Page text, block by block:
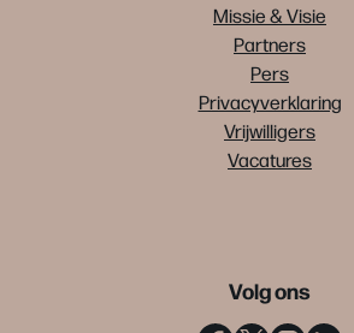
Missie & Visie
Partners
Pers
Privacyverklaring
Vrijwilligers
Vacatures
Volg ons